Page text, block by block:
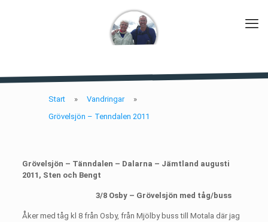
Start » Vandringar
»
Grövelsjön – Tenndalen 2011
Grövelsjön – Tänndalen – Dalarna – Jämtland augusti
2011, Sten och Bengt
3/8 Osby – Grövelsjön med tåg/buss
Åker med tåg kl 8 från Osby, från Mjölby buss till Motala där jag